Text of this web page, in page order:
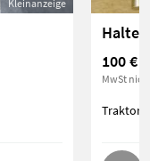
Kleinanzeige
100 €
MwSt